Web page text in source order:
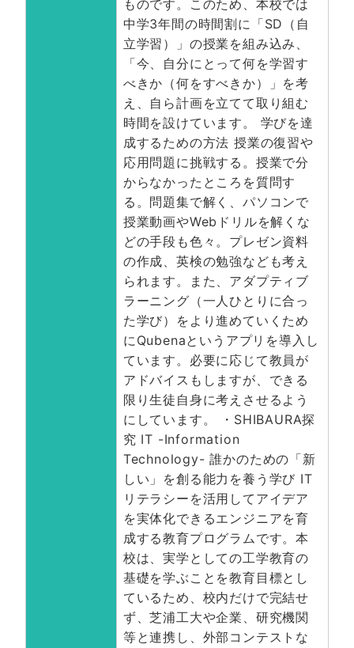
ものです。このため、本校では
中学3年間の時間割に「SD（⾃
⽴学習）」の授業を組み込み、
「今、⾃分にとって何を学習す
べきか（何をすべきか）」を考
え、⾃ら計画を⽴てて取り組む
時間を設けています。 学びを達
成するための⽅法 授業の復習や
応⽤問題に挑戦する。授業で分
からなかったところを質問す
る。問題集で解く、パソコンで
授業動画やWebドリルを解くな
どの⼿段も⾊々。プレゼン資料
の作成、英検の勉強なども考え
られます。また、アダプティブ
ラーニング（⼀⼈ひとりに合っ
た学び）をより進めていくため
にQubenaというアプリを導⼊し
ています。必要に応じて教員が
アドバイスもしますが、できる
限り⽣徒⾃⾝に考えさせるよう
にしています。 ・SHIBAURA探
究 IT -Information
Technology- 誰かのための「新
しい」を創る能力を養う学び IT
リテラシーを活用してアイデア
を実体化できるエンジニアを育
成する教育プログラムです。本
校は、実学としての工学教育の
基礎を学ぶことを教育目標とし
ているため、校内だけで完結せ
ず、芝浦工大や企業、研究機関
等と連携し、外部コンテストな